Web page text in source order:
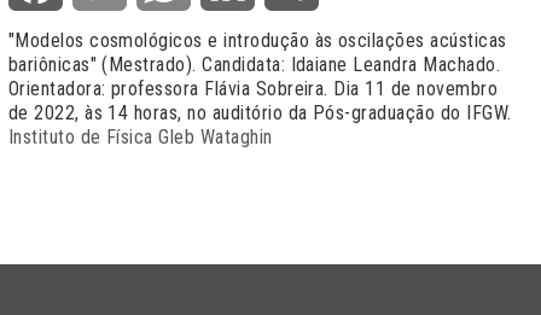
"Modelos cosmológicos e introdução às oscilações acústicas
bariônicas" (Mestrado). Candidata: Idaiane Leandra Machado.
Orientadora: professora Flávia Sobreira. Dia 11 de novembro
de 2022, às 14 horas, no auditório da Pós-graduação do IFGW.
Instituto de Física Gleb Wataghin